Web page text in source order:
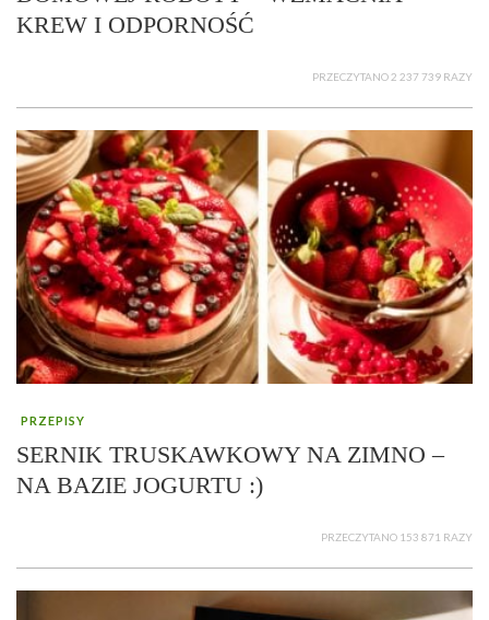
KREW I ODPORNOŚĆ
PRZECZYTANO 2 237 739 RAZY
PRZEPISY
SERNIK TRUSKAWKOWY NA ZIMNO –
NA BAZIE JOGURTU :)
PRZECZYTANO 153 871 RAZY